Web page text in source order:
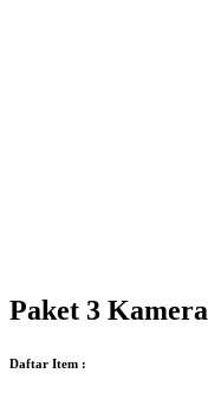
Paket 3 Kamera
Daftar Item :